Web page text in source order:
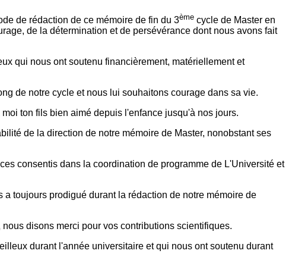
de rédaction de ce mémoire de fin du 3ème cycle de Master en
de la détermination et de persévérance dont nous avons fait
qui nous ont soutenu financièrement, matériellement et
de notre cycle et nous lui souhaitons courage dans sa vie.
ton fils bien aimé depuis l'enfance jusqu'à nos jours.
de la direction de notre mémoire de Master, nonobstant ses
consentis dans la coordination de programme de L'Université et
toujours prodigué durant la rédaction de notre mémoire de
disons merci pour vos contributions scientifiques.
durant l'année universitaire et qui nous ont soutenu durant